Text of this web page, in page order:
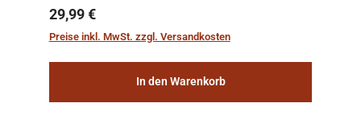
cinema. In 1902, he filmed his most famous
work: “Le Voyage dans la Lune” (“A Trip to...
Regulärer Preis:
29,99 €
Preise inkl. MwSt. zzgl. Versandkosten
In den Warenkorb